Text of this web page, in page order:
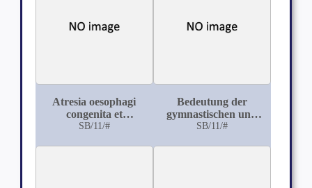
Atresia oesophagi
congenita et
communicatio inter
SB/11/#
Bedeutung der
gymnastischen und
medico-mechanischen
SB/11/#